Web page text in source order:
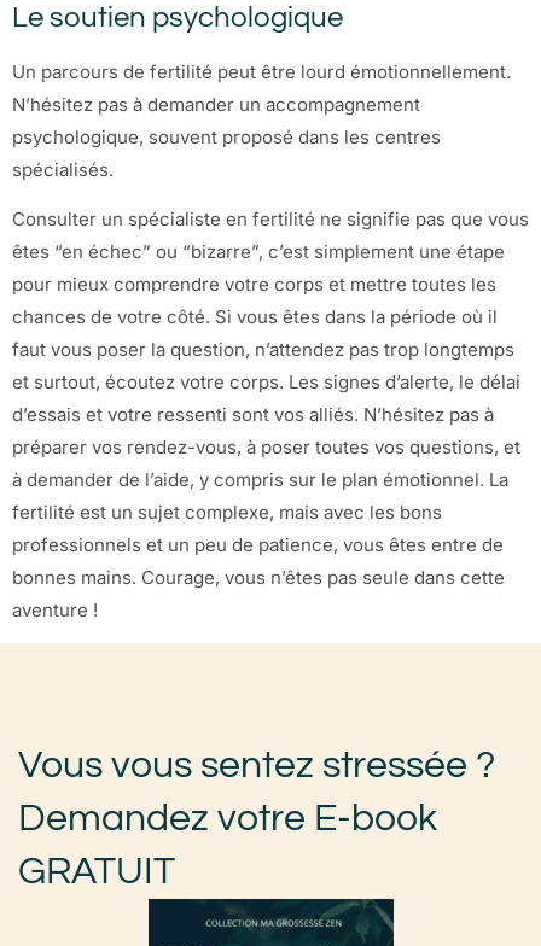
Le soutien psychologique
Un parcours de fertilité peut être lourd émotionnellement.
N’hésitez pas à demander un accompagnement
psychologique, souvent proposé dans les centres
spécialisés.
Consulter un spécialiste en fertilité ne signifie pas que vous
êtes “en échec” ou “bizarre”, c’est simplement une étape
pour mieux comprendre votre corps et mettre toutes les
chances de votre côté. Si vous êtes dans la période où il
faut vous poser la question, n’attendez pas trop longtemps
et surtout, écoutez votre corps. Les signes d’alerte, le délai
d’essais et votre ressenti sont vos alliés. N’hésitez pas à
préparer vos rendez-vous, à poser toutes vos questions, et
à demander de l’aide, y compris sur le plan émotionnel. La
fertilité est un sujet complexe, mais avec les bons
professionnels et un peu de patience, vous êtes entre de
bonnes mains. Courage, vous n’êtes pas seule dans cette
aventure !
Vous vous sentez stressée ?
Demandez votre E-book
GRATUIT